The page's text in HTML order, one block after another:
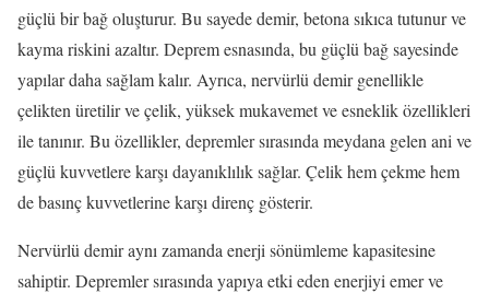
güçlü bir bağ oluşturur. Bu sayede demir, betona sıkıca tutunur ve
kayma riskini azaltır. Deprem esnasında, bu güçlü bağ sayesinde
yapılar daha sağlam kalır. Ayrıca, nervürlü demir genellikle
çelikten üretilir ve çelik, yüksek mukavemet ve esneklik özellikleri
ile tanınır. Bu özellikler, depremler sırasında meydana gelen ani ve
güçlü kuvvetlere karşı dayanıklılık sağlar. Çelik hem çekme hem
de basınç kuvvetlerine karşı direnç gösterir.
Nervürlü demir aynı zamanda enerji sönümleme kapasitesine
sahiptir. Depremler sırasında yapıya etki eden enerjiyi emer ve